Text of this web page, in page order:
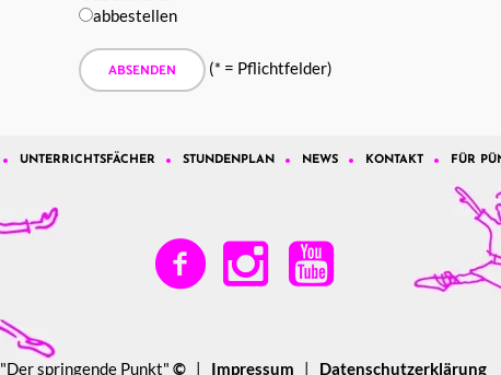
abbestellen
(* = Pflichtfelder)
UNTERRICHTSFÄCHER STUNDENPLAN NEWS KONTAKT FÜR
"Der springende Punkt" © | Impressum | Datenschutzerklärung